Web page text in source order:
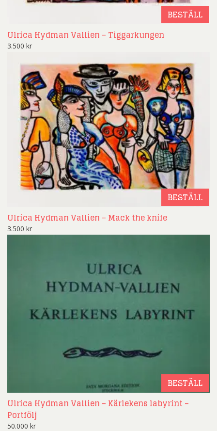
BESTÄLL
Ulrica Hydman Vallien – Tiggarkungen
3.500 kr
BESTÄLL
Ulrica Hydman Vallien – Mack the knife
3.500 kr
BESTÄLL
Ulrica Hydman Vallien – Kärlekens labyrint –
Portfölj
50.000 kr